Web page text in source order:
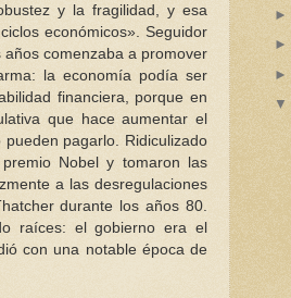
y la fragilidad, y esa
económicos». Seguidor
comenzaba a promover
la economía podía ser
financiera, porque en
que hace aumentar el
pagarlo. Ridiculizado
Nobel y tomaron las
a las desregulaciones
durante los años 80.
raíces: el gobierno era el
con una notable época de
►
►
►
▼